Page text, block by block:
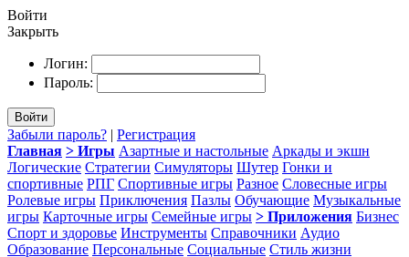
Войти
Закрыть
Логин:
Пароль:
Войти
Забыли пароль? | Регистрация
Главная > Игры Азартные и настольные Аркады и экшн
Логические Стратегии Симуляторы Шутер Гонки и
спортивные РПГ Спортивные игры Разное Словесные игры
Ролевые игры Приключения Пазлы Обучающие Музыкальные
игры Карточные игры Семейные игры > Приложения Бизнес
Спорт и здоровье Инструменты Справочники Аудио
Образование Персональные Социальные Стиль жизни